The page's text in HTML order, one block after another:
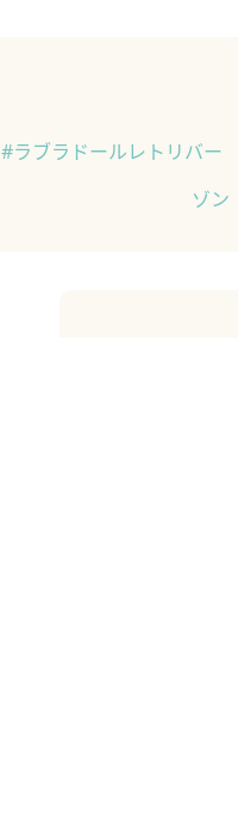
#ラブラドールレトリバー
ゾン